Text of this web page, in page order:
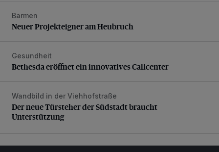
Neuer Projekteigner am Heubruch
Barmen
Neuer Projekteigner am Heubruch
Bethesda eröffnet ein innovatives Callcenter
Gesundheit
Bethesda eröffnet ein innovatives Callcenter
Der neue Türsteher der Südstadt braucht Unterstützung
Wandbild in der Viehhofstraße
Der neue Türsteher der Südstadt braucht
Unterstützung